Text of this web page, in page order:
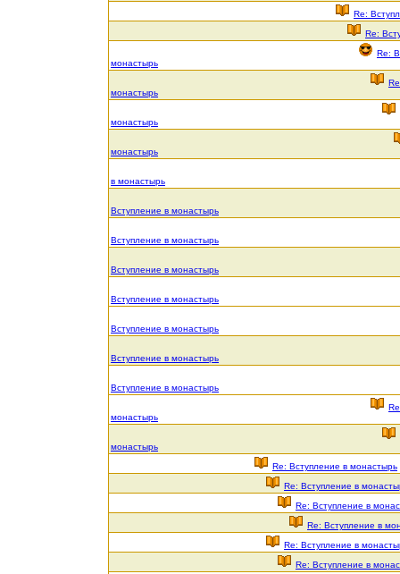
Re:
Re:
Re:
монастырь
монастырь
монастырь
монастырь
в монастырь
Вступление в монастырь
Вступление в монастырь
Вступление в монастырь
Вступление в монастырь
Вступление в монастырь
Вступление в монастырь
Вступление в монастырь
монастырь
монастырь
Re: Вступление в монастырь
Re: Вступление в
Re: Вступление в
Re: Вступление в
Re: Вступление в
Re: Вступление в